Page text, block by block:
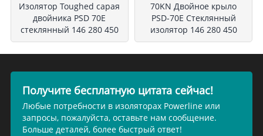
Изолятор Toughed сарая
двойника PSD 70E
стеклянный 146 280 450
70KN Двойное крыло
PSD-70E Стеклянный
изолятор 146 280 450
Получите бесплатную цитата сейчас!
Любые потребности в изоляторах Powerline или
запросы, пожалуйста, оставьте нам сообщение.
Больше деталей, более быстрый ответ!